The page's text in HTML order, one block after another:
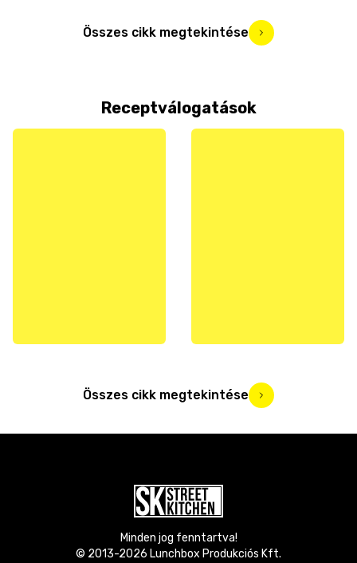
Összes cikk megtekintése
Receptválogatások
Összes cikk megtekintése
Minden jog fenntartva!
© 2013-2026 Lunchbox Produkciós Kft.